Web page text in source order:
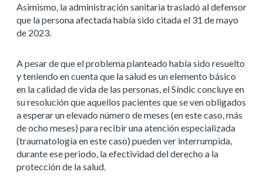
Asimismo, la administración sanitaria trasladó al defensor
que la persona afectada había sido citada el 31 de mayo
de 2023.
A pesar de que el problema planteado había sido resuelto
y teniendo en cuenta que la salud es un elemento básico
en la calidad de vida de las personas, el Síndic concluye en
su resolución que aquellos pacientes que se ven obligados
a esperar un elevado número de meses (en este caso, más
de ocho meses) para recibir una atención especializada
(traumatología en este caso) pueden ver interrumpida,
durante ese periodo, la efectividad del derecho a la
protección de la salud.